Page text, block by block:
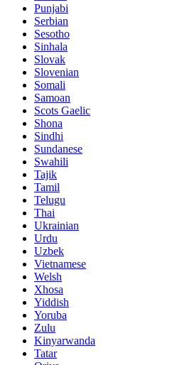
Punjabi
Serbian
Sesotho
Sinhala
Slovak
Slovenian
Somali
Samoan
Scots Gaelic
Shona
Sindhi
Sundanese
Swahili
Tajik
Tamil
Telugu
Thai
Ukrainian
Urdu
Uzbek
Vietnamese
Welsh
Xhosa
Yiddish
Yoruba
Zulu
Kinyarwanda
Tatar